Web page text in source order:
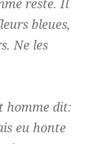
reste. Il
bleues,
Ne les
homme dit:
eu honte